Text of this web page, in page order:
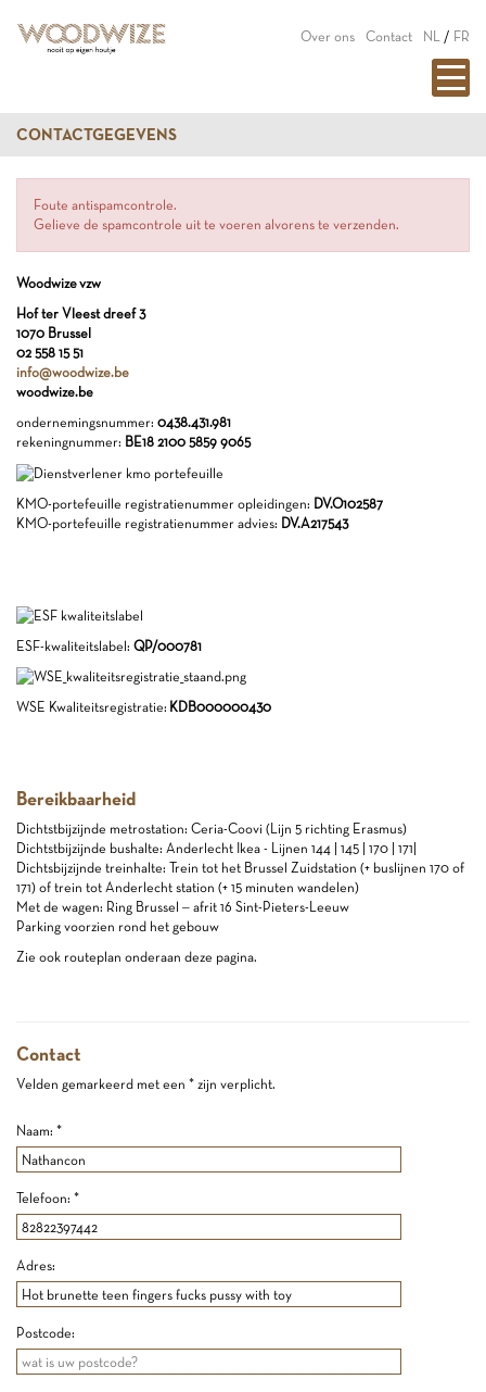
Over ons Contact NL / FR
CONTACTGEGEVENS
Foute antispamcontrole.
Gelieve de spamcontrole uit te voeren alvorens te verzenden.
Woodwize vzw
Hof ter Vleest dreef 3
1070 Brussel
02 558 15 51
info@woodwize.be
woodwize.be
ondernemingsnummer: 0438.431.981
rekeningnummer: BE18 2100 5859 9065
KMO-portefeuille registratienummer opleidingen: DV.O102587
KMO-portefeuille registratienummer advies: DV.A217543
ESF-kwaliteitslabel: QP/000781
WSE Kwaliteitsregistratie: KDB000000430
Bereikbaarheid
Dichtstbijzijnde metrostation: Ceria-Coovi (Lijn 5 richting Erasmus)
Dichtstbijzijnde bushalte: Anderlecht Ikea - Lijnen 144 | 145 | 170 | 171|
Dichtsbijzijnde treinhalte: Trein tot het Brussel Zuidstation (+ buslijnen 170 of
171) of trein tot Anderlecht station (+ 15 minuten wandelen)
Met de wagen: Ring Brussel – afrit 16 Sint-Pieters-Leeuw
Parking voorzien rond het gebouw
Zie ook routeplan onderaan deze pagina.
Contact
Velden gemarkeerd met een * zijn verplicht.
Naam: *
Telefoon: *
Adres:
Postcode: